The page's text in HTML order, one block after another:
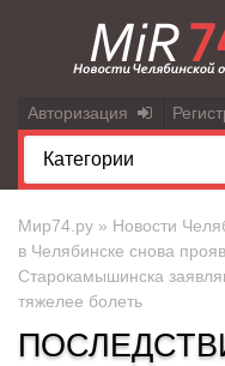
Авторизация
Мир74.ру » Новости
в Челябинске снова
Старокамышинска
тяжелее болеть